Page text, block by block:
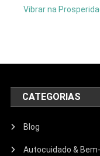
Vibrar na
CATEGORIAS
Blog
Autocuidado &